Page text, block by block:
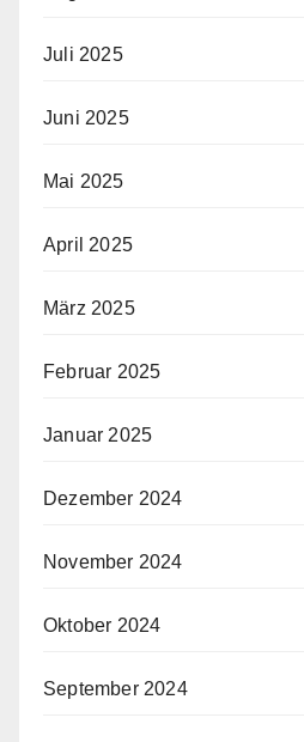
Juli 2025
Juni 2025
Mai 2025
April 2025
März 2025
Februar 2025
Januar 2025
Dezember 2024
November 2024
Oktober 2024
September 2024